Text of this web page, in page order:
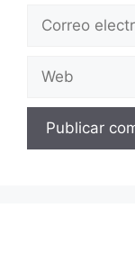
Correo
Web